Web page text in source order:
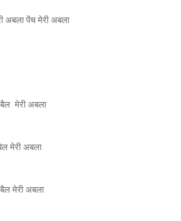
अबला पेंच मेरी अबला
मेरी अबला
मेरी अबला
मेरी अबला